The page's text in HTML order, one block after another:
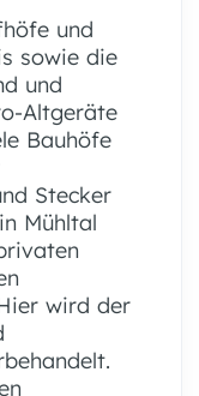
und
sowie die
und
Altgeräte
Bauhöfe
Stecker
Mühltal
wird der